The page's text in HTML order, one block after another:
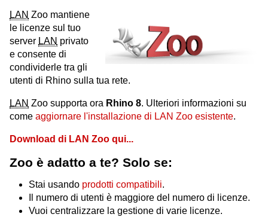
LAN Zoo mantiene
le licenze sul tuo
server LAN privato
e consente di
condividerle tra gli
utenti di Rhino sulla tua rete.
LAN Zoo supporta ora Rhino 8. Ulteriori informazioni su
come aggiornare l'installazione di LAN Zoo esistente.
Download di LAN Zoo qui...
Zoo è adatto a te? Solo se:
Stai usando prodotti compatibili.
Il numero di utenti è maggiore del numero di licenze.
Vuoi centralizzare la gestione di varie licenze.